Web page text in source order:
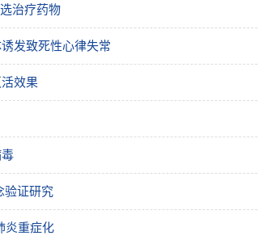
治疗药物
发致死性心律失常
效果
验证研究
炎重症化